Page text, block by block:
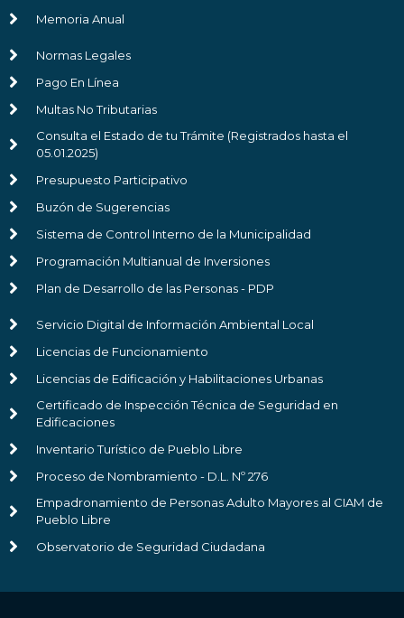
Memoria Anual
Normas Legales
Pago En Línea
Multas No Tributarias
Consulta el Estado de tu Trámite (Registrados hasta el
05.01.2025)
Presupuesto Participativo
Buzón de Sugerencias
Sistema de Control Interno de la Municipalidad
Programación Multianual de Inversiones
Plan de Desarrollo de las Personas - PDP
Servicio Digital de Información Ambiental Local
Licencias de Funcionamiento
Licencias de Edificación y Habilitaciones Urbanas
Certificado de Inspección Técnica de Seguridad en
Edificaciones
Inventario Turístico de Pueblo Libre
Proceso de Nombramiento - D.L. Nº 276
Empadronamiento de Personas Adulto Mayores al CIAM de
Pueblo Libre
Observatorio de Seguridad Ciudadana